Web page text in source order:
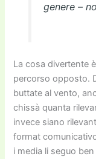
genere –
La cosa divertente
percorso opposto.
buttate al vento,
chissà quanta
invece siano
format
i media li seguo